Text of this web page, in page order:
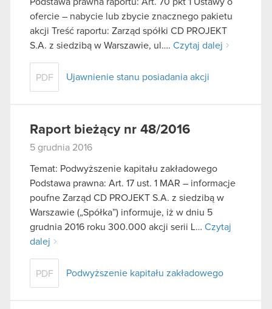
ofercie – nabycie lub zbycie znacznego pakietu
akcji Treść raportu: Zarząd spółki CD PROJEKT
S.A. z siedzibą w Warszawie, ul…. Czytaj dalej
PDF Ujawnienie stanu posiadania akcji
Raport bieżący nr 48/2016
5 grudnia 2016
Temat: Podwyższenie kapitału zakładowego
Podstawa prawna: Art. 17 ust. 1 MAR – informacje
poufne Zarząd CD PROJEKT S.A. z siedzibą w
Warszawie („Spółka”) informuje, iż w dniu 5
grudnia 2016 roku 300.000 akcji serii L… Czytaj
dalej
PDF Podwyższenie kapitału zakładowego